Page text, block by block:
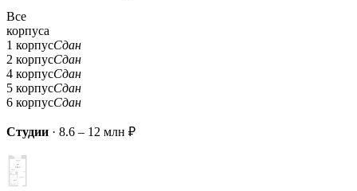
Все
корпуса
1 корпусСдан
2 корпусСдан
4 корпусСдан
5 корпусСдан
6 корпусСдан
Студии · 8.6 – 12 млн ₽